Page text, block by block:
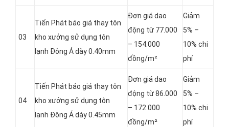
03
Tiến Phát báo giá thay tôn
kho xưởng sử dụng tôn
lạnh Đông Á dày 0.40mm
Đơn giá dao
động từ 77.000
– 154.000
đồng/m²
Giảm
5% –
10% chi
phí
04
Tiến Phát báo giá thay tôn
kho xưởng sử dụng tôn
lạnh Đông Á dày 0.45mm
Đơn giá dao
động từ 86.000
– 172.000
đồng/m²
Giảm
5% –
10% chi
phí